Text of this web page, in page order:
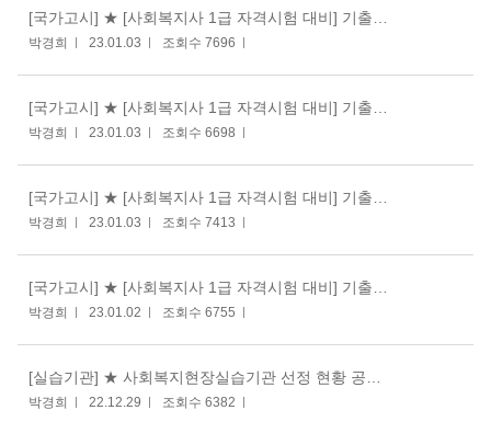
[국가고시] ★ [사회복지사 1급 자격시험 대비] 기출문제풀이(1)(2)(3)_정답확인
박경희 23.01.03 조회수 7696
[국가고시] ★ [사회복지사 1급 자격시험 대비] 기출문제풀이(3)_20230104(수)
박경희 23.01.03 조회수 6698
[국가고시] ★ [사회복지사 1급 자격시험 대비] 기출문제풀이(2)_20230103(화)
박경희 23.01.03 조회수 7413
[국가고시] ★ [사회복지사 1급 자격시험 대비] 기출문제풀이(1)_20230102(월)
박경희 23.01.02 조회수 6755
[실습기관] ★ 사회복지현장실습기관 선정 현황 공고 (2022.12.23기준) : 첨부 파일 참조
박경희 22.12.29 조회수 6382